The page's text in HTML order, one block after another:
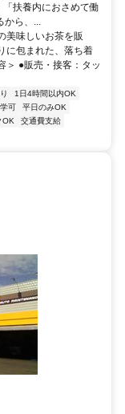
扶養内におさめて働
ら、...
美味しいお茶を販
に包まれた、落ち着
＞ ●販売・接客：タッ
1日4時間以内OK
可
平日のみOK
OK
交通費支給